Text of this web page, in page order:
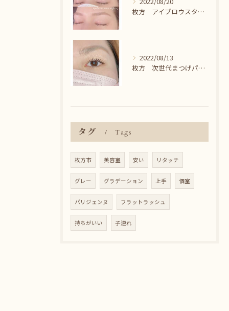
枚方 アイブロウスタイリング＾＾
2022/08/13
枚方 次世代まつげパーマ♪
タグ Tags
枚方市 美容室 安い リタッチ
グレー グラデーション 上手 個室
パリジェンヌ フラットラッシュ
持ちがいい 子連れ